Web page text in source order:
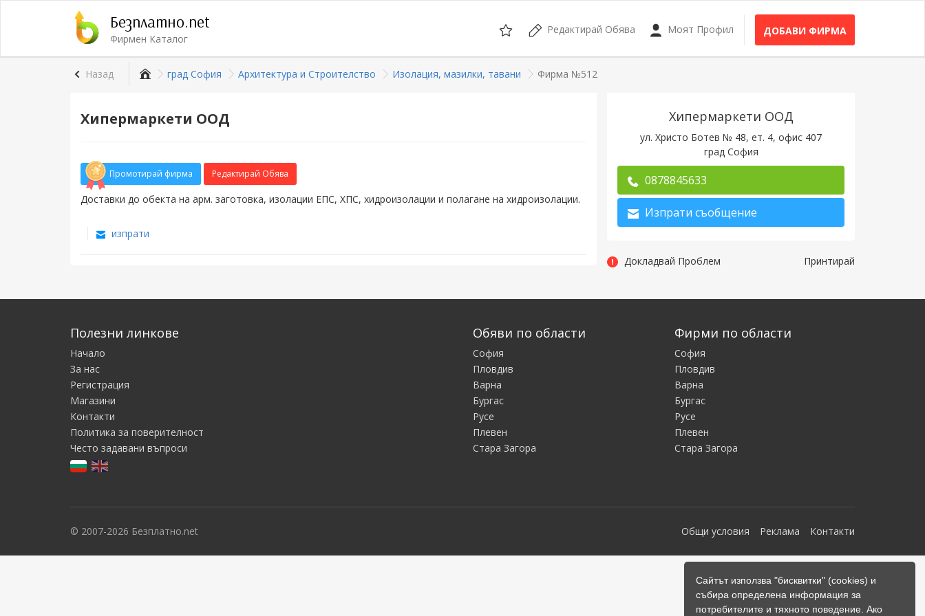
Сайтът използва "бисквитки" (cookies) и
събира определена информация за
потребителите и тяхното поведение. Ако
Безплатно.net
Фирмен Каталог
Редактирай Обява Моят Профил ДОБАВИ ФИРМА
Назад град София Архитектура и Строителство Изолация, мазилки, тавани Фирма №512
Хипермаркети ООД
Промотирай фирма Редактирай Обява
Доставки до обекта на арм. заготовка, изолации ЕПС, ХПС, хидроизолации и полагане на хидроизолации.
изпрати
Хипермаркети ООД
ул. Христо Ботев № 48, ет. 4, офис 407
град София
0878845633
Изпрати съобщение
Докладвай Проблем Принтирай
Полезни линкове
Начало
За нас
Регистрация
Магазини
Контакти
Политика за поверителност
Често задавани въпроси
Обяви по области
София
Пловдив
Варна
Бургас
Русе
Плевен
Стара Загора
Фирми по области
София
Пловдив
Варна
Бургас
Русе
Плевен
Стара Загора
Общи условия Реклама Контакти
© 2007-2026 Безплатно.net